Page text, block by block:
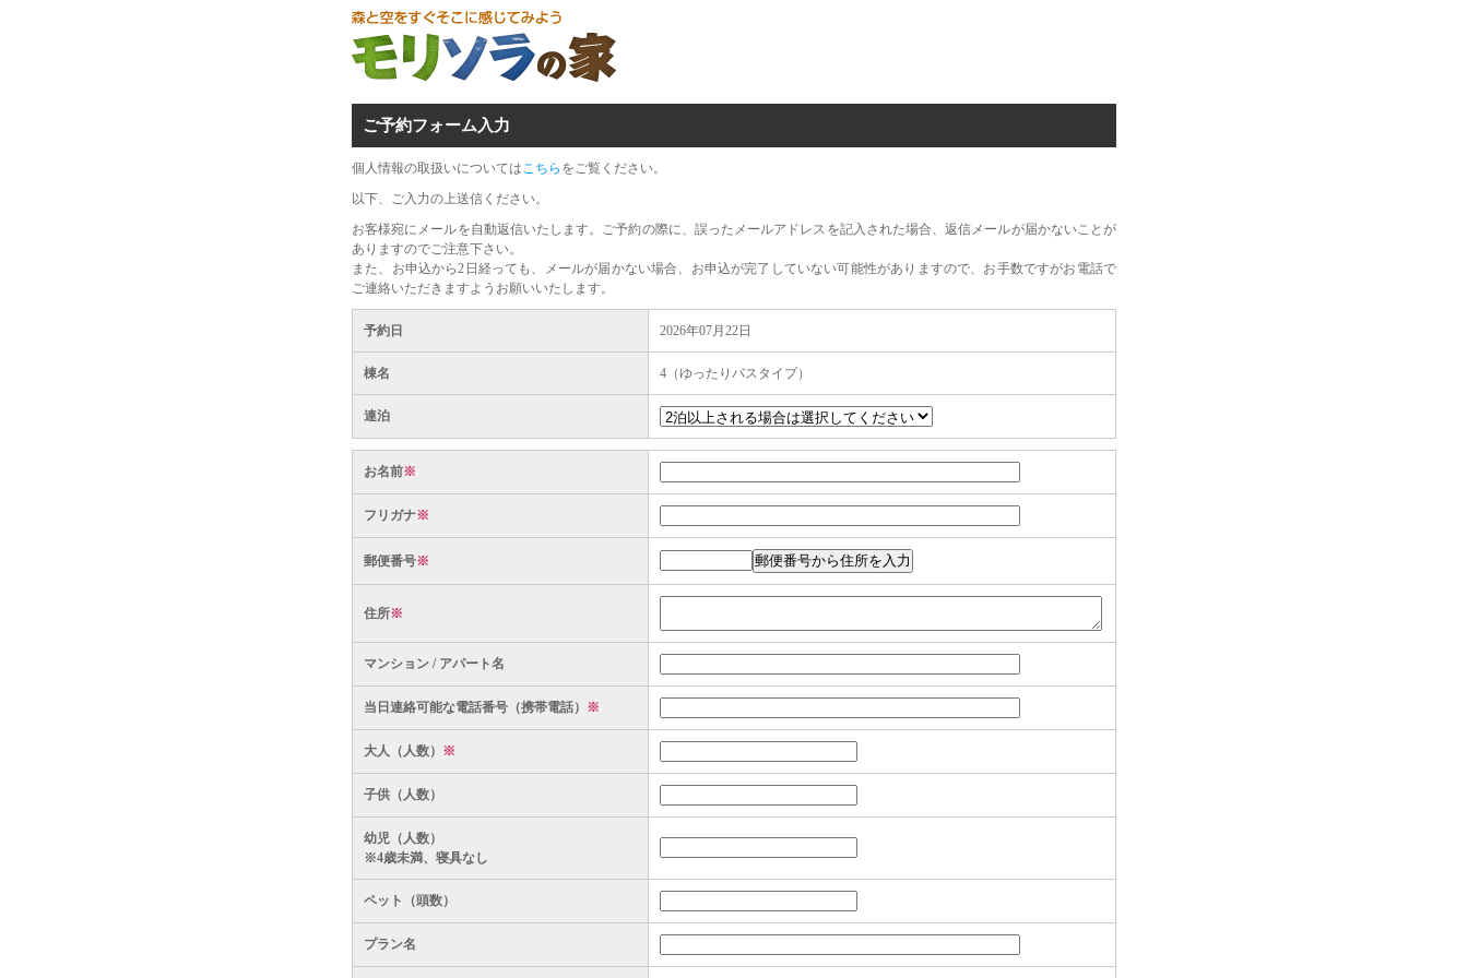
ご予約フォーム入力
個人情報の取扱いについてはこちら をご覧ください。
以下、ご入力の上送信ください。
お客様宛にメールを自動返信いたします。ご予約の際に、誤ったメールアドレスを記入された場合、返信メールが届かないことが
ありますのでご注意下さい。
また、お申込から2日経っても、メールが届かない場合、お申込が完了していない可能性がありますので、お手数ですがお電話で
ご連絡いただきますようお願いいたします。
予約日 2026年07月22日
棟名 4（ゆったりバスタイプ）
連泊
お名前※
フリガナ※
郵便番号※
住所※
マンション / アパート名
当日連絡可能な電話番号（携帯電話） ※
大人（人数） ※
子供（人数）
幼児（人数）
※4歳未満、寝具なし
ペット（頭数）
プラン名